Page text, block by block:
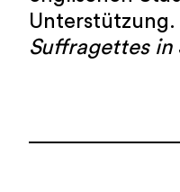
Suffragettes in